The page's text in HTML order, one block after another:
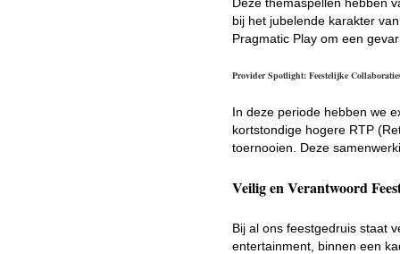
bij het jubelende karakter
Pragmatic Play om een
Provider Spotlight: Feestelijke
In deze periode hebben we
kortstondige hogere RTP
toernooien. Deze
Veilig en Verantwoord
Bij al ons feestgedruis staat
entertainment, binnen een